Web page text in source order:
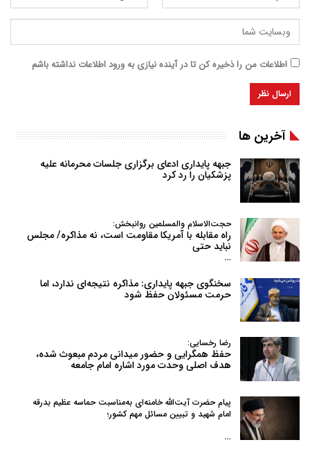
اطلاعات من را ذخیره کن تا در آینده نیازی به ورود اطلاعات نداشته باشم
آخرین ها
جبهه پایداری ادعای برگزاری جلسات محرمانه علیه
پزشکیان را رد کرد
حجت‌الاسلام والمسلمین روانبخش:
راه مقابله با آمریکا مقاومت است، نه مذاکره/ مجلس
نباید حتی
…
سخنگوی جبهه پایداری: مذاکره نتیجه‌ای ندارد، اما
حرمت مسئولان حفظ شود
رضا رخسایی:
حفظ همگرایی و حضور میدانی مردم مبعوث شده،
هدف اصلی وحدت مورد اشاره امام جامعه
پیام حضرت آیت‌الله خامنه‌ای به‌مناسبت حماسه عظیم بدرقه
امام شهید و تبیین مسائل مهم کشور؛
…